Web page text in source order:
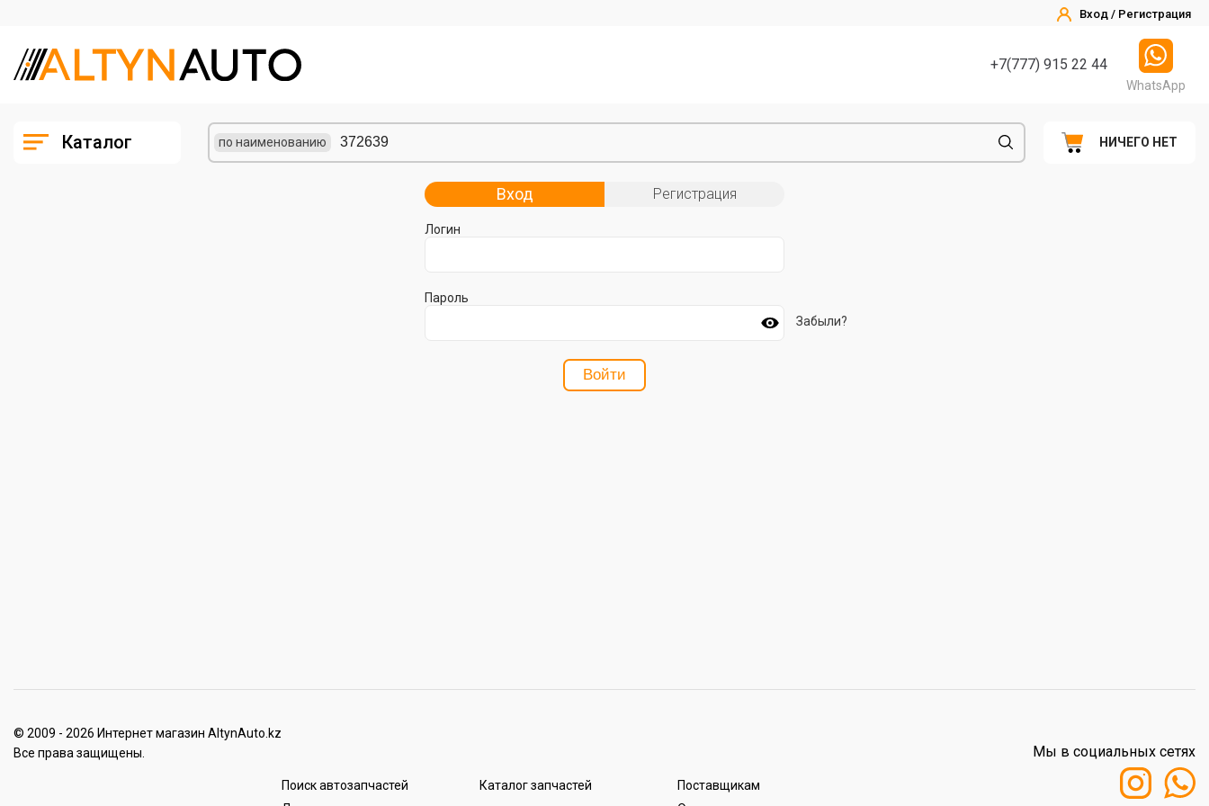
Вход / Регистрация
+7(777) 915 22 44
WhatsApp
Каталог по наименованию НИЧЕГО НЕТ
Вход Регистрация
Логин
Пароль
Забыли?
Войти
© 2009 - 2026 Интернет магазин AltynAuto.kz
Все права защищены.
Поиск автозапчастей
Каталог запчастей
Поставщикам
Мы в социальных сетях